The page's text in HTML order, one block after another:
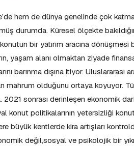
hem de dünya genelinde çok
durumda. Küresel ölçekte
bir yatırım aracına dönüşmesi
yaşam alanı olmaktan ziyade
barınma dışına itiyor. Uluslararası
mahrum olduğunu ortaya koyuyor.
2021 sonrası derinleşen ekonomik
konut politikalarının yetersizliği
büyük kentlerde kira artışları
değil,sosyal ve psikolojik bir